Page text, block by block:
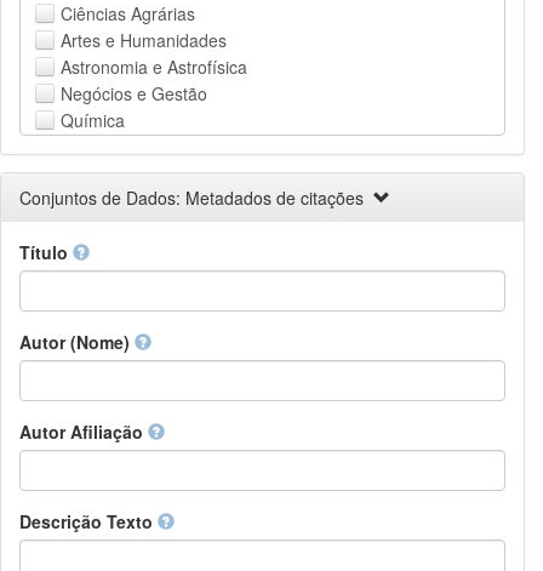
Ciências Agrárias
Artes e Humanidades
Astronomia e Astrofísica
Negócios e Gestão
Química
Ciências da Terra e do meio ambiente
Engenharia
Ciências matemáticas
Física
Ciências Sociais
Outros
Conjuntos de Dados: Metadados de citações
Título
Autor (Nome)
Autor Afiliação
Descrição Texto